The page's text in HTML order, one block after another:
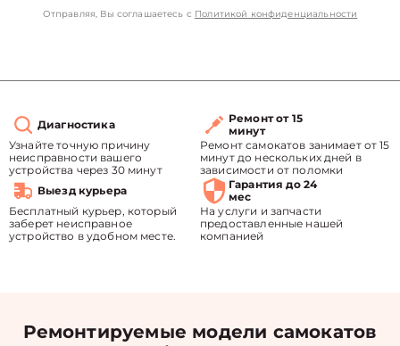
Отправляя, Вы соглашаетесь с Политикой конфиденциальности
Диагностика
Узнайте точную причину
неисправности вашего
устройства через 30 минут
Ремонт от 15
минут
Ремонт самокатов занимает от 15
минут до нескольких дней в
зависимости от поломки
Выезд курьера
Бесплатный курьер, который
заберет неисправное
устройство в удобном месте.
Гарантия до 24
мес
На услуги и запчасти
предоставленные нашей
компанией
Ремонтируемые модели самокатов